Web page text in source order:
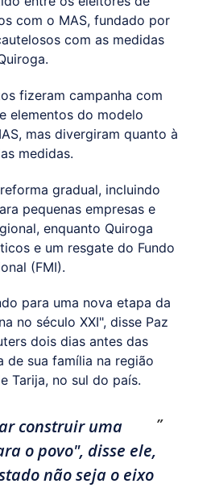
com o MAS, fundado por
com as medidas
fizeram campanha com
elementos do modelo
mas divergiram quanto à
medidas.
gradual, incluindo
pequenas empresas e
enquanto Quiroga
e um resgate do Fundo
(FMI).
para uma nova etapa da
no século XXI", disse Paz
dois dias antes das
de sua família na região
Tarija, no sul do país.
construir uma
o povo", disse ele,
não seja o eixo